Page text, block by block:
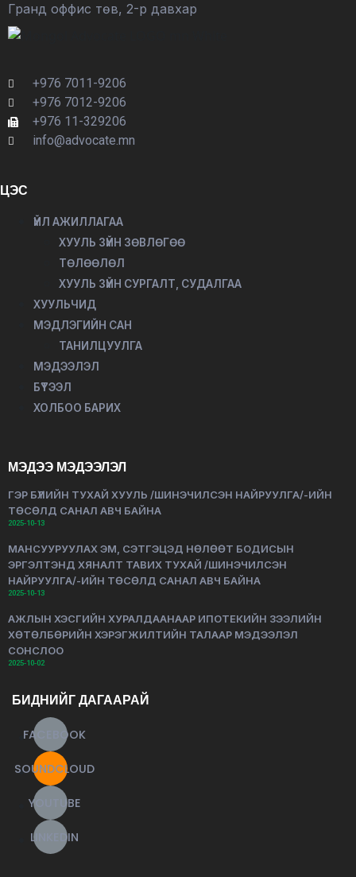
Гранд оффис төв, 2-р давхар
+976 7011-9206
+976 7012-9206
+976 11-329206
info@advocate.mn
ЦЭС
ҮЙЛ АЖИЛЛАГАА
ХУУЛЬ ЗҮЙН ЗӨВЛӨГӨӨ
ТӨЛӨӨЛӨЛ
ХУУЛЬ ЗҮЙН СУРГАЛТ, СУДАЛГАА
ХУУЛЬЧИД
МЭДЛЭГИЙН САН
ТАНИЛЦУУЛГА
МЭДЭЭЛЭЛ
БҮТЭЭЛ
ХОЛБОО БАРИХ
МЭДЭЭ МЭДЭЭЛЭЛ
ГЭР БҮЛИЙН ТУХАЙ ХУУЛЬ /ШИНЭЧИЛСЭН НАЙРУУЛГА/-ИЙН
ТӨСӨЛД САНАЛ АВЧ БАЙНА
2025-10-13
МАНСУУРУУЛАХ ЭМ, СЭТГЭЦЭД НӨЛӨӨТ БОДИСЫН
ЭРГЭЛТЭНД ХЯНАЛТ ТАВИХ ТУХАЙ /ШИНЭЧИЛСЭН
НАЙРУУЛГА/-ИЙН ТӨСӨЛД САНАЛ АВЧ БАЙНА
2025-10-13
АЖЛЫН ХЭСГИЙН ХУРАЛДААНААР ИПОТЕКИЙН ЗЭЭЛИЙН
ХӨТӨЛБӨРИЙН ХЭРЭГЖИЛТИЙН ТАЛААР МЭДЭЭЛЭЛ
СОНСЛОО
2025-10-02
БИДНИЙГ ДАГААРАЙ
FACEBOOK
SOUNDCLOUD
YOUTUBE
LINKEDIN